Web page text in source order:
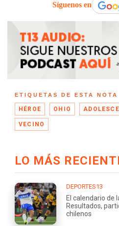
Síguenos en
ETIQUETAS DE ESTA NOTA
HÉROE OHIO
VECINO
LO MÁS
DEPORTES13
El calendario de
Resultados,
chilenos